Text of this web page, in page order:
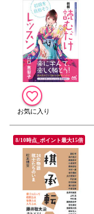
8/10時点_ポイント最大15倍